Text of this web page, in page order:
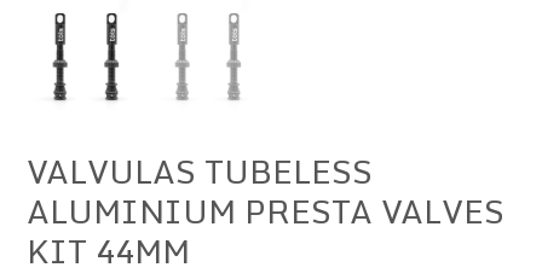
VALVULAS TUBELESS
ALUMINIUM PRESTA VALVES
KIT 44MM